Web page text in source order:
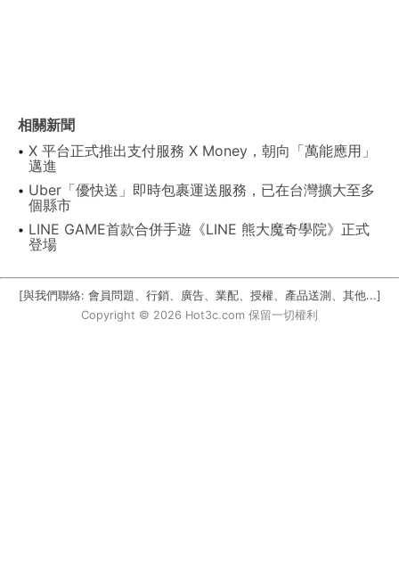
相關新聞
X 平台正式推出支付服務 X Money，朝向「萬能應用」
邁進
Uber「優快送」即時包裹運送服務，已在台灣擴大至多
個縣市
LINE GAME首款合併手遊《LINE 熊大魔奇學院》正式
登場
[與我們聯絡: 會員問題、行銷、廣告、業配、授權、產品送測、其他...]
Copyright © 2026 Hot3c.com 保留一切權利